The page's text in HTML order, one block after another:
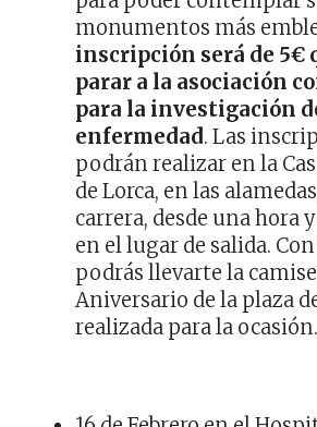
monumentos más
inscripción será de 5€
parar a la asociación
para la investigación
enfermedad. Las
podrán realizar en la
de Lorca, en las
carrera, desde una hora
en el lugar de salida.
podrás llevarte la
Aniversario de la plaza
realizada para la ocasión.